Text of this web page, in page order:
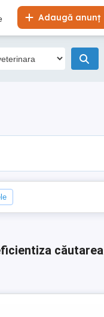
Adaugă anunț
căutarea